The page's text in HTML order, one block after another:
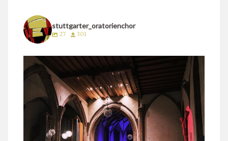
stuttgarter_oratorienchor
27 301
stuttgarter_oratorienchor
März 24